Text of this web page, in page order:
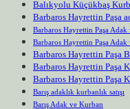
Balıkyolu Küçükbaş
Barbaros Hayrettin Paşa
Barbaros Hayrettin Paşa Adak
Barbaros Hayrettin Paşa Adak
Barbaros Hayrettin Paşa
Barbaros Hayrettin Paşa
Barbaros Hayrettin Paşa
Barış adaklık kurbanlık satışı
Barış Adak ve Kurban